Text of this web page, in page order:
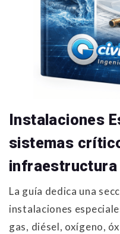
Instalaciones
sistemas
La guía dedica una
instalaciones
gas, diésel, oxígeno,